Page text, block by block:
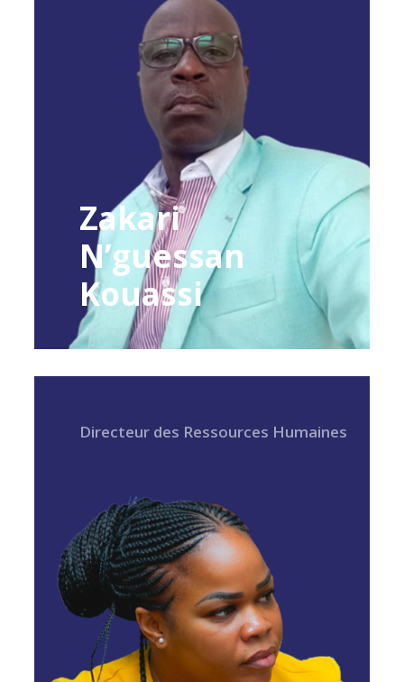
Zakari
N’guessan
Kouassi
Directeur des Ressources Humaines